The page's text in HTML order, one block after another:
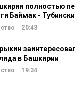
полностью
Баймак -
20:43
в Башкирии
19:34